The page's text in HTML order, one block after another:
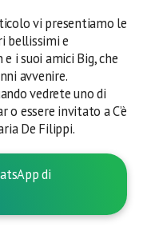
vi presentiamo le
bellissimi e
i suoi amici Big, che
avvenire.
vedrete uno di
o essere invitato a C’è
De Filippi.
di